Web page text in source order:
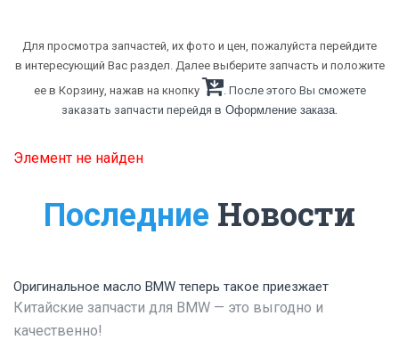
Для просмотра запчастей, их фото и цен, пожалуйста перейдите
в интересующий Вас раздел. Далее выберите запчасть и положите
ее в Корзину, нажав на кнопку
. После этого Вы сможете
заказать запчасти перейдя в Оформление заказа.
Элемент не найден
Последние Новости
Оригинальное масло BMW теперь такое приезжает
Китайские запчасти для BMW — это выгодно и
качественно!